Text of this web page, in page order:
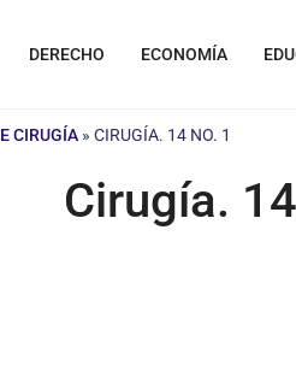
DERECHO ECONOMÍA
CIRUGÍA » CIRUGÍA. 14 NO. 1
Cirugía.